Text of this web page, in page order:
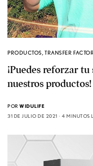
PRODUCTOS,TRANSFER
¡Puedes reforzar
nuestros productos!
POR WIDULIFE
31 DE JULIO DE 2021
4 MINUTOS